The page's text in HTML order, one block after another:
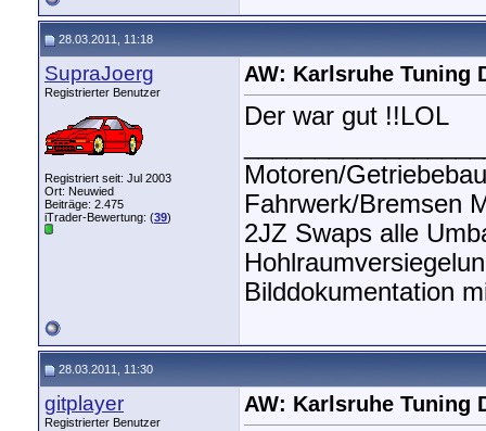
28.03.2011, 11:18
SupraJoerg
Registrierter Benutzer
Registriert seit: Jul 2003
Ort: Neuwied
Beiträge: 2.475
iTrader-Bewertung: (39)
AW: Karlsruhe Tuning
Der war gut !!LOL
Motoren/
Fahrwerk/Bremsen
2JZ Swaps alle
Bilddokumentation
28.03.2011, 11:30
gitplayer
Registrierter Benutzer
AW: Karlsruhe Tuning